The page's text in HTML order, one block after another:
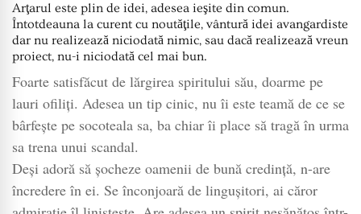
Arţarul este plin de idei, adesea ieşite din comun.
Întotdeauna la curent cu noutăţile, vântură idei avangardiste
dar nu realizează niciodată nimic, sau dacă realizează vreun
proiect, nu-i niciodată cel mai bun.
Foarte satisfăcut de lărgirea spiritului său, doarme pe
lauri ofiliţi. Adesea un tip cinic, nu îi este teamă de ce se
bârfeşte pe socoteala sa, ba chiar îi place să tragă în urma
sa trena unui scandal.
Deşi adoră să şocheze oamenii de bună credinţă, n-are
încredere în ei. Se înconjoară de linguşitori, ai căror